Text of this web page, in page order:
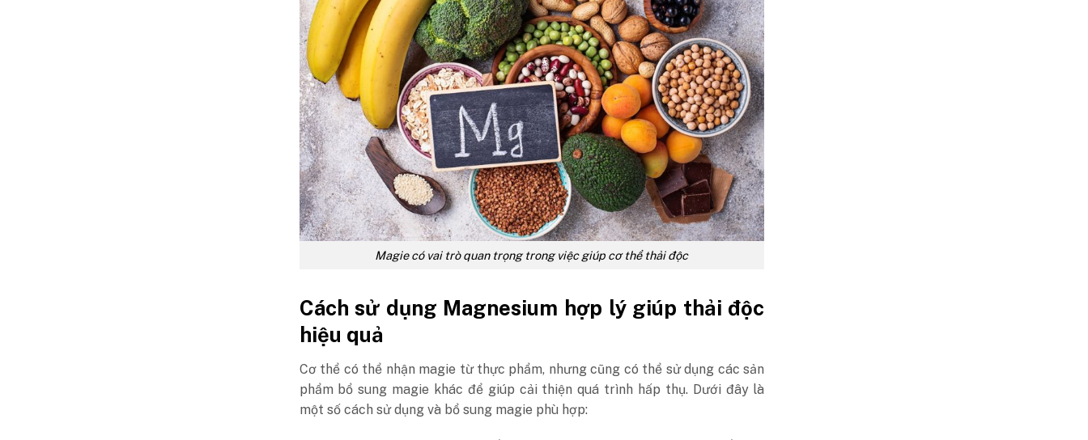
Magie có vai trò quan trọng trong việc giúp cơ thể thải độc
Cách sử dụng Magnesium hợp lý giúp thải độc
hiệu quả
Cơ thể có thể nhận magie từ thực phẩm, nhưng cũng có thể sử dụng các sản
phẩm bổ sung magie khác để giúp cải thiện quá trình hấp thụ. Dưới đây là
một số cách sử dụng và bổ sung magie phù hợp: